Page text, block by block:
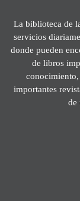
La biblioteca de
servicios
donde pueden
de libros
conocimiento,
importantes
de